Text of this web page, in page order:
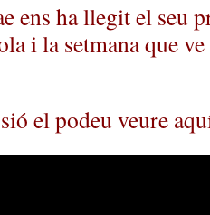
ens ha llegit el seu
i la setmana que
el podeu veure